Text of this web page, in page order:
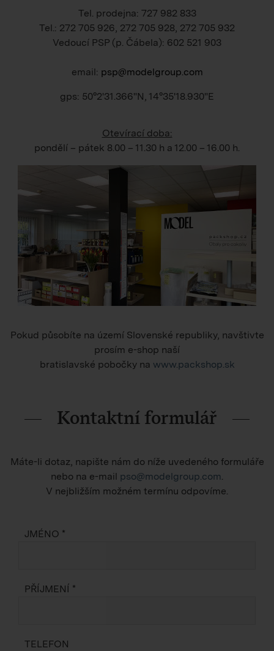
Tel. prodejna: 727 982 833
Tel.: 272 705 926, 272 705 928, 272 705 932
Vedoucí PSP (p. Čábela): 602 521 903
email: psp@modelgroup.com
gps: 50°2'31.366"N, 14°35'18.930"E
Otevírací doba:
pondělí – pátek 8.00 – 11.30 h a 12.00 – 16.00 h
Pokud působíte na území Slovenské republiky, navštivte
prosím e-shop naší
bratislavské pobočky na www.packshop.sk
Kontaktní formulář
Máte-li dotaz, napište nám do níže uvedeného formuláře
nebo na e-mail pso@modelgroup.com
V nejbližším možném termínu odpovíme.
JMÉNO *
PŘÍJMENÍ *
TELEFON